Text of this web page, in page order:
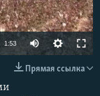
1:53
Прямая ссылка